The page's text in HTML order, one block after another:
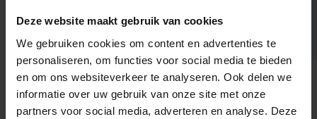
Deze website maakt gebruik van cookies
We gebruiken cookies om content en advertenties te
personaliseren, om functies voor social media te bieden
en om ons websiteverkeer te analyseren. Ook delen we
informatie over uw gebruik van onze site met onze
partners voor social media, adverteren en analyse. Deze